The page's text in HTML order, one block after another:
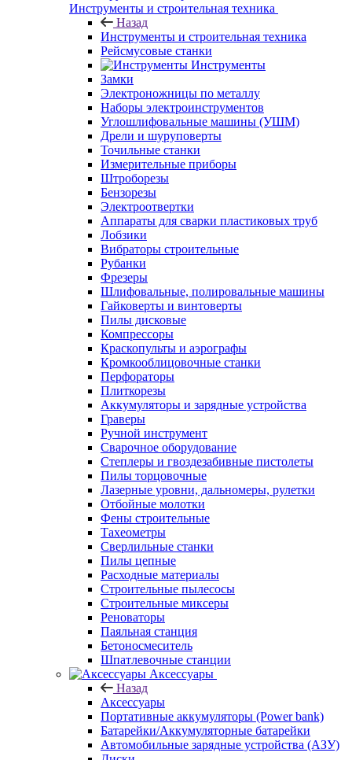
Инструменты и строительная техника
Назад
Инструменты и строительная техника
Рейсмусовые станки
Инструменты
Замки
Электроножницы по металлу
Наборы электроинструментов
Углошлифовальные машины (УШМ)
Дрели и шуруповерты
Точильные станки
Измерительные приборы
Штроборезы
Бензорезы
Электроотвертки
Аппараты для сварки пластиковых труб
Лобзики
Вибраторы строительные
Рубанки
Фрезеры
Шлифовальные, полировальные машины
Гайковерты и винтоверты
Пилы дисковые
Компрессоры
Краскопульты и аэрографы
Кромкооблицовочные станки
Перфораторы
Плиткорезы
Аккумуляторы и зарядные устройства
Граверы
Ручной инструмент
Сварочное оборудование
Степлеры и гвоздезабивные пистолеты
Пилы торцовочные
Лазерные уровни, дальномеры, рулетки
Отбойные молотки
Фены строительные
Тахеометры
Сверлильные станки
Пилы цепные
Расходные материалы
Строительные пылесосы
Строительные миксеры
Реноваторы
Паяльная станция
Бетоносмеситель
Шпатлевочные станции
Аксессуары
Назад
Аксессуары
Портативные аккумуляторы (Power bank)
Батарейки/Аккумуляторные батарейки
Автомобильные зарядные устройства (АЗУ)